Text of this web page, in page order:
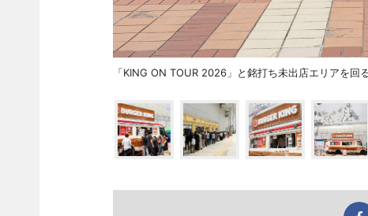
「KING ON TOUR 2026」と銘打ち未出店エリアを回